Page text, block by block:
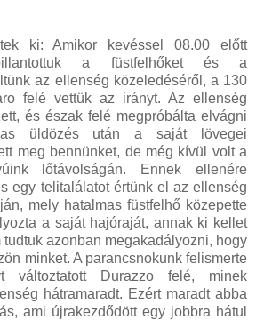
ki: Amikor kevéssel 08.00 előtt
a füstfelhőket és a
az ellenség közeledéséről, a 130
felé vettük az irányt. Az ellenség
és észak felé megpróbálta elvágni
üldözés után a saját lövegei
meg bennünket, de még kívül volt a
lőtávolságán. Ennek ellenére
egy telitalálatot értünk el az ellenség
mely hatalmas füstfelhő közepette
a saját hajóraját, annak ki kellet
tudtuk azonban megakadályozni, hogy
minket. A parancsnokunk felismerte
változtatott Durazzo felé, minek
hátramaradt. Ezért maradt abba
ami újrakezdődött egy jobbra hátul